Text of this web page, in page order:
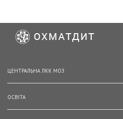
ЦЕНТРАЛЬНА ЛКК МОЗ
ОСВІТА